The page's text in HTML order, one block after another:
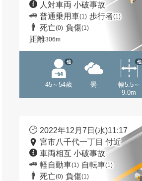
人対車両 小破事故
普通乗用車(1) 歩行者(1)
死亡(0) 負傷(1)
距離306m
45～54歳
他
曇
幅5.5～
9.0m
他
2022年12月7日(水)11:17
宮市八千代一丁目 付近
車両相互 小破事故
軽自動車(1) 自転車(1)
死亡(0) 負傷(1)